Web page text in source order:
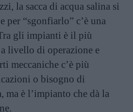
la sacca di acqua salina si
per “sgonfiarlo” c’è una
gli impianti è il più
livello di operazione e
meccaniche c’è più
o bisogno di
ma è l’impianto che dà la